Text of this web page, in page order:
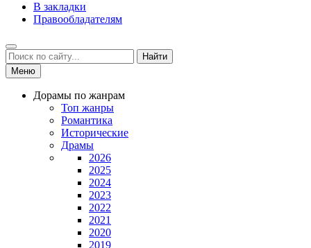
В закладки
Правообладателям
Найти
Меню
Дорамы по жанрам
Топ жанры
Романтика
Исторические
Драмы
2026
2025
2024
2023
2022
2021
2020
2019